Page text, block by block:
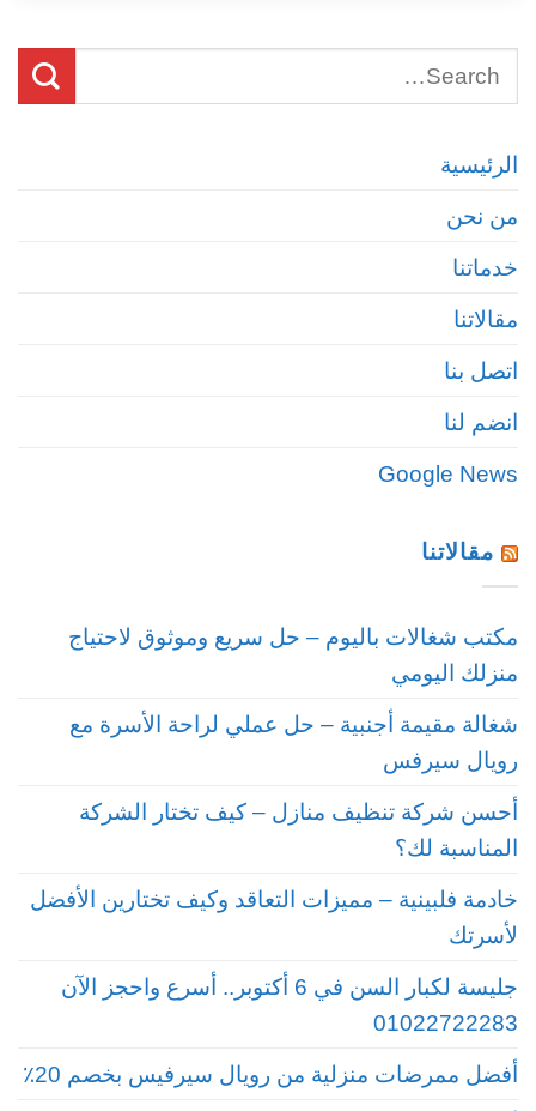
الرئيسية
من نحن
خدماتنا
مقالاتنا
اتصل بنا
انضم لنا
Google News
مقالاتنا
مكتب شغالات باليوم – حل سريع وموثوق لاحتياج
منزلك اليومي
شغالة مقيمة أجنبية – حل عملي لراحة الأسرة مع
رويال سيرفس
أحسن شركة تنظيف منازل – كيف تختار الشركة
المناسبة لك؟
خادمة فلبينية – مميزات التعاقد وكيف تختارين الأفضل
لأسرتك
جليسة لكبار السن في 6 أكتوبر.. أسرع واحجز الآن
01022722283
أفضل ممرضات منزلية من رويال سيرفيس بخصم 20٪